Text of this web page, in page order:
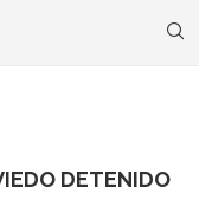
DETENIDO